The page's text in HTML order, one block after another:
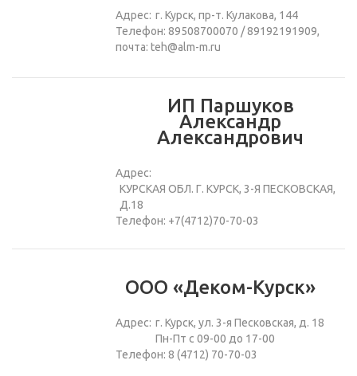
Адрес: г. Курск, пр-т. Кулакова, 144
Телефон: 89508700070 / 89192191909,
почта: teh@alm-m.ru
ИП Паршуков
Александр
Александрович
Адрес:
КУРСКАЯ ОБЛ. Г. КУРСК, 3-Я ПЕСКОВСКАЯ,
Д.18
Телефон: +7(4712)70-70-03
ООО «Деком-Курск»
Адрес: г. Курск, ул. 3-я Песковская, д. 18
Пн-Пт с 09-00 до 17-00
Телефон: 8 (4712) 70-70-03